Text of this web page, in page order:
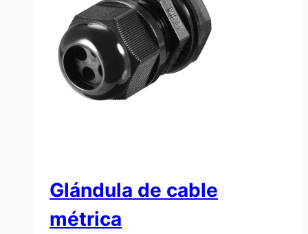
Glándula de cable
métrica